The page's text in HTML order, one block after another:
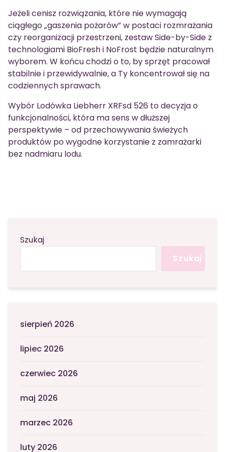
Jeżeli cenisz rozwiązania, które nie wymagają
ciągłego „gaszenia pożarów” w postaci rozmrażania
czy reorganizacji przestrzeni, zestaw Side-by-Side z
technologiami BioFresh i NoFrost będzie naturalnym
wyborem. W końcu chodzi o to, by sprzęt pracował
stabilnie i przewidywalnie, a Ty koncentrował się na
codziennych sprawach.
Wybór Lodówka Liebherr XRFsd 526 to decyzja o
funkcjonalności, która ma sens w dłuższej
perspektywie – od przechowywania świeżych
produktów po wygodne korzystanie z zamrażarki
bez nadmiaru lodu.
Szukaj
Szukaj
sierpień 2026
lipiec 2026
czerwiec 2026
maj 2026
marzec 2026
luty 2026